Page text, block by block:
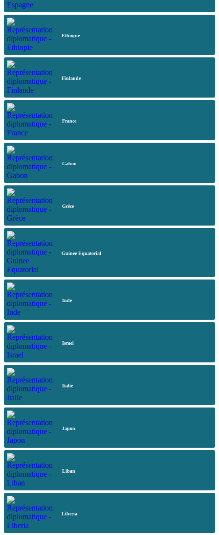
Ethiopie
Finlande
France
Gabon
Grèce
Guinee Equatorial
Inde
Israel
Italie
Japon
Liban
Liberia